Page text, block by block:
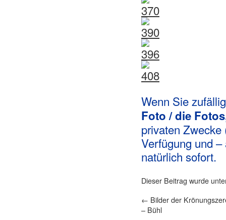
Wenn Sie
Foto / die
privaten Zwecke
Verfügung und
natürlich sofort.
Dieser Beitrag wurde
← Bilder der
– Bühl